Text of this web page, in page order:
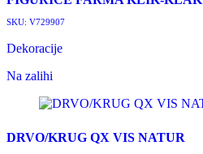
SKU: V729907
Dekoracije
Na zalihi
DRVO/KRUG QX VIS NATUR